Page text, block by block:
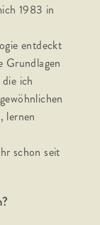
1983 in
entdeckt
Grundlagen
ich
lernen
schon seit